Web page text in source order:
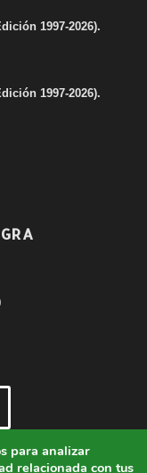
1997-2026).
1997-2026).
para analizar
relacionada con tus